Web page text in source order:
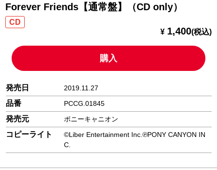
Forever Friends【通常盤】（CD only）
CD
¥ 1,400(税込)
購入
発売日 2019.11.27
品番 PCCG.01845
発売元 ポニーキャニオン
コピーライト
©Liber Entertainment Inc.℗PONY CANYON IN
C.